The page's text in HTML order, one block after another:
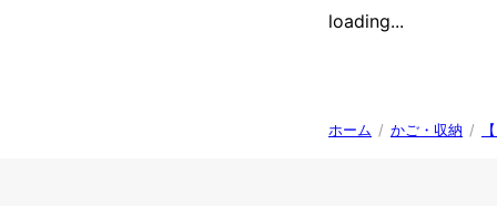
loading...
ホーム / かご・収納 /